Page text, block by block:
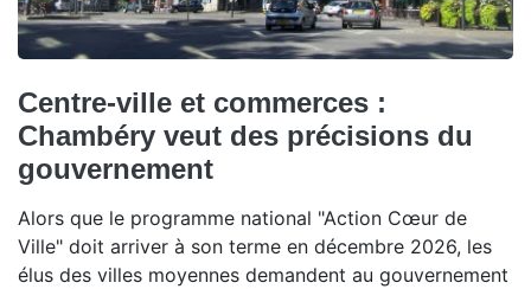
Centre-ville et commerces :
Chambéry veut des précisions du
gouvernement
Alors que le programme national "Action Cœur de
Ville" doit arriver à son terme en décembre 2026, les
élus des villes moyennes demandent au gouvernement